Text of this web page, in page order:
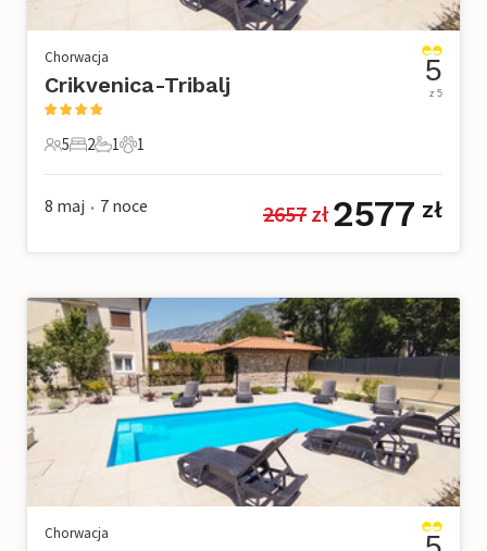
Chorwacja
Crikvenica-Tribalj
5 Goście
5
2 Sypialnie
2
1 Łazienka
1
1 Zwierzę domowe
1
5
z 5
8 maj • 7 noce 2657 zł 2577 zł
Chorwacja